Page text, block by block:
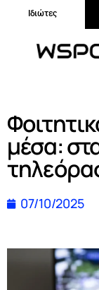
Ιδιώτες
μέσα:
07/10/2025